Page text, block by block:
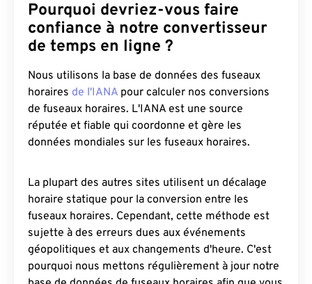
Pourquoi devriez-vous faire
confiance à notre convertisseur
de temps en ligne ?
Nous utilisons la base de données des fuseaux
horaires de l'IANA pour calculer nos conversions
de fuseaux horaires. L'IANA est une source
réputée et fiable qui coordonne et gère les
données mondiales sur les fuseaux horaires.
La plupart des autres sites utilisent un décalage
horaire statique pour la conversion entre les
fuseaux horaires. Cependant, cette méthode est
sujette à des erreurs dues aux événements
géopolitiques et aux changements d'heure. C'est
pourquoi nous mettons régulièrement à jour notre